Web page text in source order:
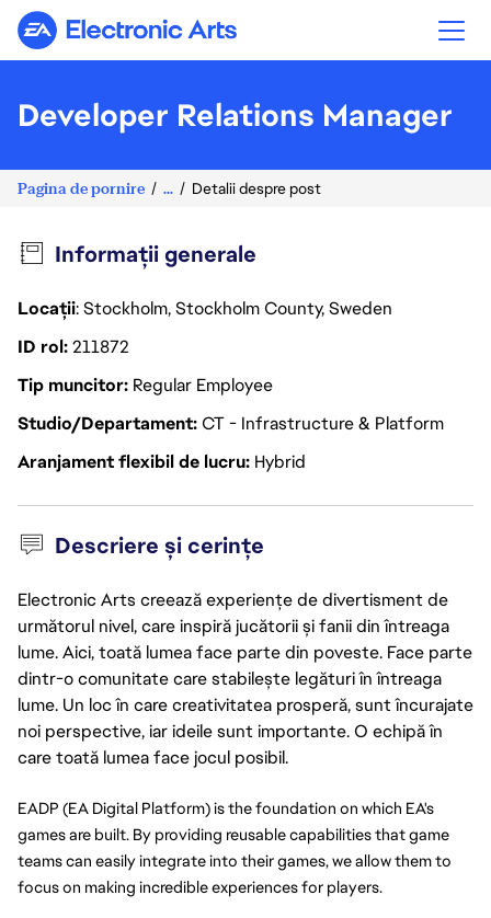
Electronic Arts
Developer Relations Manager
Pagina de pornire ... Detalii despre post
Informații generale
Locații: Stockholm, Stockholm County, Sweden
ID rol211872
Tip muncitor Regular Employee
Studio/DepartamentCT - Infrastructure & Platform
Aranjament flexibil de lucru Hybrid
Descriere și cerințe
Electronic Arts creează experiențe de divertisment de
următorul nivel, care inspiră jucătorii și fanii din întreaga
lume. Aici, toată lumea face parte din poveste. Face parte
dintr-o comunitate care stabilește legături în întreaga
lume. Un loc în care creativitatea prosperă, sunt încurajate
noi perspective, iar ideile sunt importante. O echipă în
care toată lumea face jocul posibil.
EADP (EA Digital Platform) is the foundation on which EA's
games are built. By providing reusable capabilities that game
teams can easily integrate into their games, we allow them to
focus on making incredible experiences for players.